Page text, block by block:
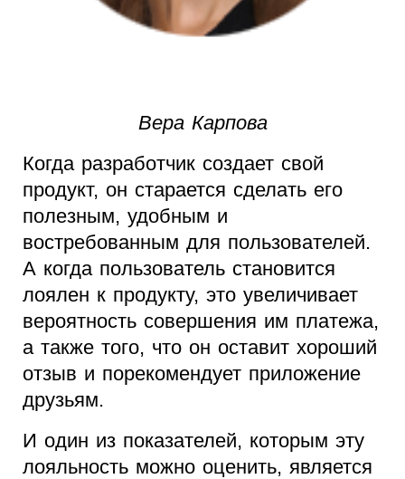
Вера Карпова
Когда разработчик создает свой
продукт, он старается сделать его
полезным, удобным и
востребованным для пользователей.
А когда пользователь становится
лоялен к продукту, это увеличивает
вероятность совершения им платежа,
а также того, что он оставит хороший
отзыв и порекомендует приложение
друзьям.
И один из показателей, которым эту
лояльность можно оценить, является